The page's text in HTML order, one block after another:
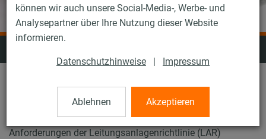
können wir auch unsere Social-Media-, Werbe- und
Analysepartner über Ihre Nutzung dieser Website
informieren.
Datenschutzhinweise | Impressum
Ablehnen Akzeptieren
Mit unseren Brandschutzprodukten erhalten Sie ein
umfassendes Programm an brandgeprüfter
Befestigungstechnik für alle Installationen, die den
Anforderungen der Leitungsanlagenrichtlinie (LAR)